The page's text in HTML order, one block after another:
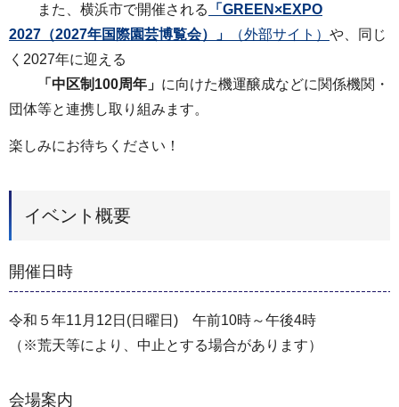
また、横浜市で開催される
「GREEN×EXPO
2027（2027年国際園芸博覧会）」
（外部サイト） や、同じ
く2027年に迎える
「中区制100周年」 に向けた機運醸成などに関係機関・
団体等と連携し取り組みます。
楽しみにお待ちください！
イベント概要
開催日時
令和５年11月12日(日曜日) 午前10時～午後4時
（※荒天等により、中止とする場合があります）
会場案内